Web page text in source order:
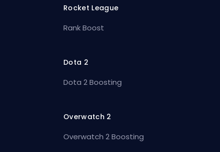
Rocket League
Rank Boost
Dota 2
Dota 2 Boosting
Overwatch 2
Overwatch 2 Boosting